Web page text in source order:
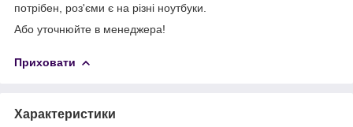
потрібен, роз'єми є на різні ноутбуки.
Або уточнюйте в менеджера!
Приховати
Характеристики